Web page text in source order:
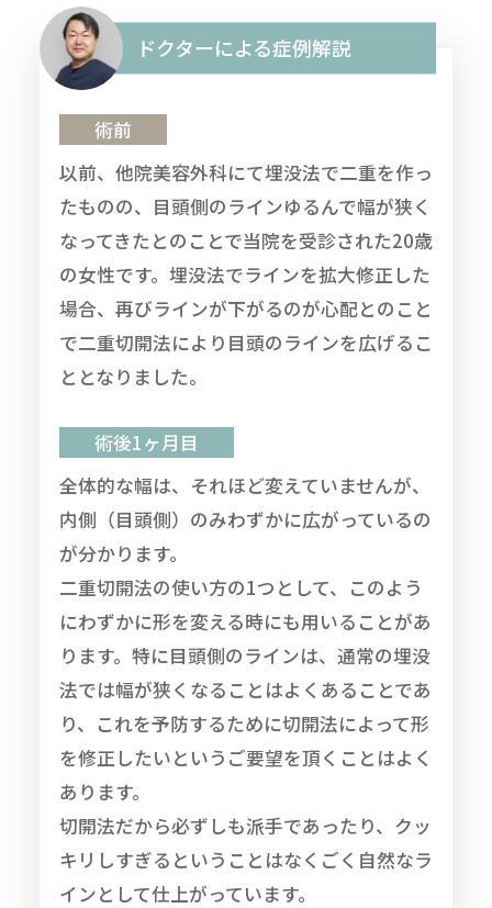
ドクターによる症例解説
術前
以前、他院美容外科にて埋没法で二重を作っ
たものの、目頭側のラインゆるんで幅が狭く
なってきたとのことで当院を受診された20歳
の女性です。埋没法でラインを拡大修正した
場合、再びラインが下がるのが心配とのこと
で二重切開法により目頭のラインを広げるこ
ととなりました。
術後1ヶ月目
全体的な幅は、それほど変えていませんが、
内側（目頭側）のみわずかに広がっているの
が分かります。
二重切開法の使い方の1つとして、このよう
にわずかに形を変える時にも用いることがあ
ります。特に目頭側のラインは、通常の埋没
法では幅が狭くなることはよくあることであ
り、これを予防するために切開法によって形
を修正したいというご要望を頂くことはよく
あります。
切開法だから必ずしも派手であったり、クッ
キリしすぎるということはなくごく自然なラ
インとして仕上がっています。